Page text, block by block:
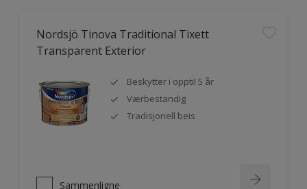
Nordsjö Tinova Traditional Tixett
Transparent Exterior
Beskytter i opptil 5 år
Værbestandig
Tradisjonell beis
Sammenligne